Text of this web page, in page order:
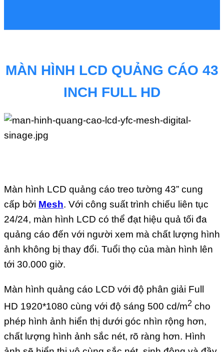
MÀN HÌNH LCD QUẢNG CÁO 43
INCH FULL HD
Màn hình LCD quảng cáo treo tường 43” cung
cấp bởi Mesh. Với công suất trình chiếu liên tục
24/24, màn hình LCD có thể đạt hiệu quả tối đa
quảng cáo đến với người xem mà chất lượng hình
ảnh không bị thay đổi. Tuổi thọ của màn hình lên
tới 30.000 giờ.
Màn hình quảng cáo LCD với độ phân giải Full
HD 1920*1080 cùng với độ sáng 500 cd/m2 cho
phép hình ảnh hiển thị dưới góc nhìn rộng hơn,
chất lượng hình ảnh sắc nét, rõ ràng hơn. Hình